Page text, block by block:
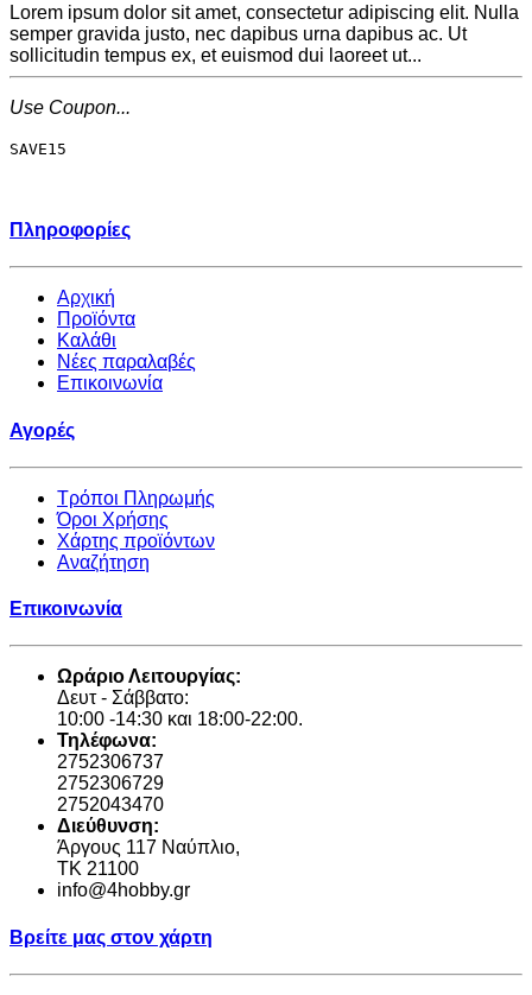
Lorem ipsum dolor sit amet, consectetur adipiscing elit. Nulla
semper gravida justo, nec dapibus urna dapibus ac. Ut
sollicitudin tempus ex, et euismod dui laoreet ut...
Use Coupon...
SAVE15
Πληροφορίες
Αρχική
Προϊόντα
Καλάθι
Νέες παραλαβές
Επικοινωνία
Αγορές
Τρόποι Πληρωμής
Όροι Χρήσης
Χάρτης προϊόντων
Αναζήτηση
Επικοινωνία
Ωράριο Λειτουργίας:
Δευτ - Σάββατο:
10:00 -14:30 και 18:00-22:00.
Τηλέφωνα:
2752306737
2752306729
2752043470
Διεύθυνση:
Άργους 117 Ναύπλιο,
TK 21100
info@4hobby.gr
Βρείτε μας στον χάρτη